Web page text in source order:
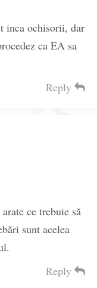
inca ochisorii, dar
ca EA sa
Reply
ce trebuie să
sunt acelea
Reply